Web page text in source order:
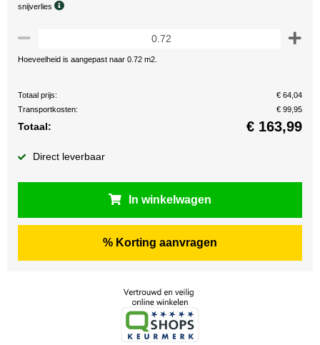
snijverlies
Hoeveelheid is aangepast naar 0.72 m2.
Totaal prijs:
€ 64,04
Transportkosten:
€ 99,95
Totaal: € 163,99
Direct leverbaar
In winkelwagen
% Korting aanvragen